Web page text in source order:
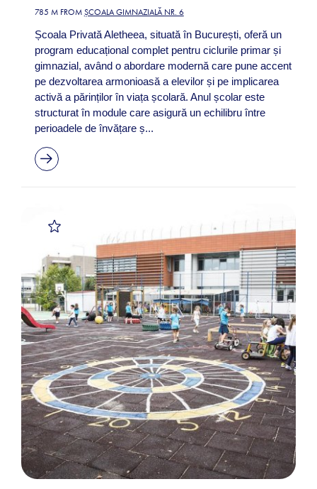
785 M FROM ȘCOALA GIMNAZIALĂ NR. 6
Școala Privată Aletheea, situată în București, oferă un
program educațional complet pentru ciclurile primar și
gimnazial, având o abordare modernă care pune accent
pe dezvoltarea armonioasă a elevilor și pe implicarea
activă a părinților în viața școlară. Anul școlar este
structurat în module care asigură un echilibru între
perioadele de învățare ș...